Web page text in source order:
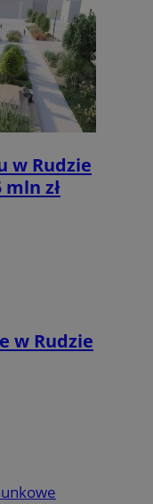
w Rudzie
zł
w Rudzie